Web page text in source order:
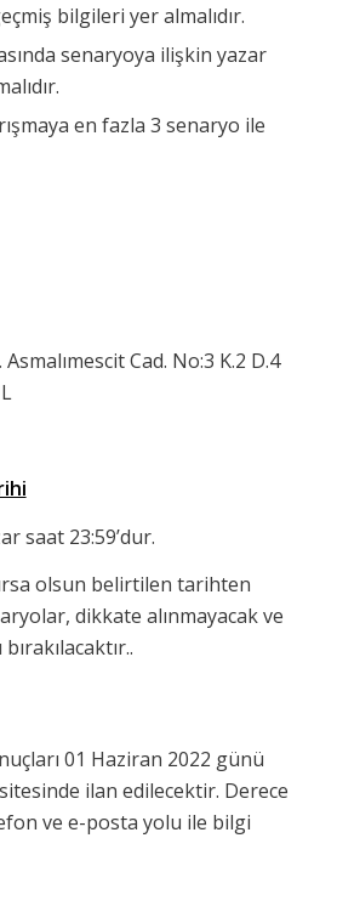
bilgileri yer almalıdır.
senaryoya ilişkin yazar
en fazla 3 senaryo ile
Cad. No:3 K.2 D.4
saat 23:59’dur.
olsun belirtilen tarihten
dikkate alınmayacak ve
01 Haziran 2022 günü
ilan edilecektir. Derece
ve e-posta yolu ile bilgi